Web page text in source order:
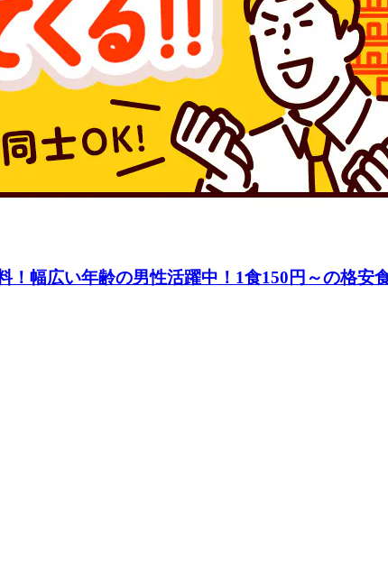
！幅広い年齢の男性活躍中！1食150円～の格